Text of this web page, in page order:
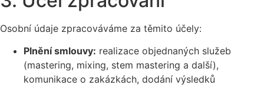
Osobní údaje zpracováváme za těmito účely:
Plnění smlouvy: realizace objednaných služeb
(mastering, mixing, stem mastering a další),
komunikace o zakázkách, dodání výsledků